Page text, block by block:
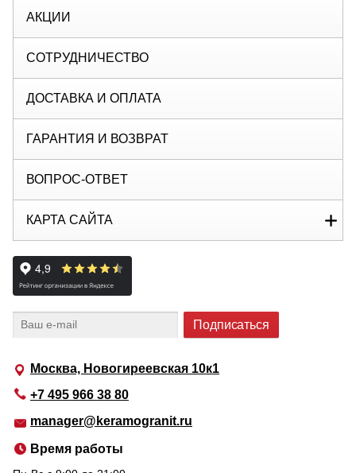
Москва, Новогиреевская 10к1
+7 495 966 38 80
manager@keramogranit.ru
Время работы
АКЦИИ
СОТРУДНИЧЕСТВО
ДОСТАВКА И ОПЛАТА
ГАРАНТИЯ И ВОЗВРАТ
ВОПРОС-ОТВЕТ
КАРТА САЙТА